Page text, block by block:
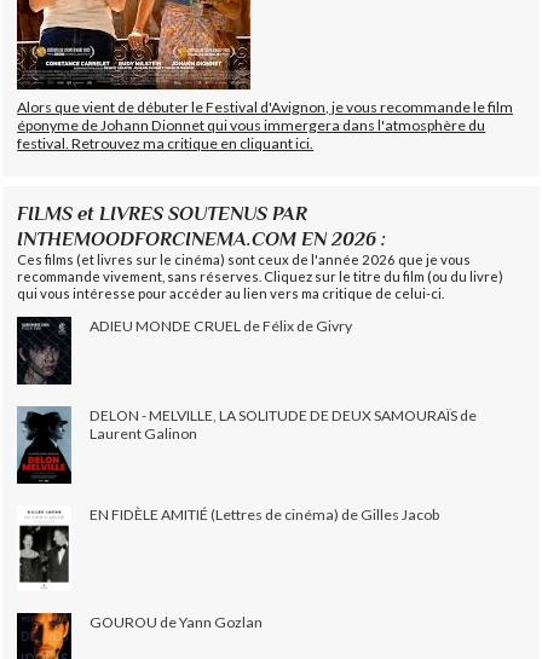
Alors que vient de débuter le Festival d'Avignon, je vous recommande le film
éponyme de Johann Dionnet qui vous immergera dans l'atmosphère du
festival. Retrouvez ma critique en cliquant ici.
FILMS et LIVRES SOUTENUS PAR
INTHEMOODFORCINEMA.COM EN 2026 :
Ces films (et livres sur le cinéma) sont ceux de l'année 2026 que je vous
recommande vivement, sans réserves. Cliquez sur le titre du film (ou du livre)
qui vous intéresse pour accéder au lien vers ma critique de celui-ci.
ADIEU MONDE CRUEL de Félix de Givry
DELON - MELVILLE, LA SOLITUDE DE DEUX SAMOURAÏS de
Laurent Galinon
EN FIDÈLE AMITIÉ (Lettres de cinéma) de Gilles Jacob
GOUROU de Yann Gozlan